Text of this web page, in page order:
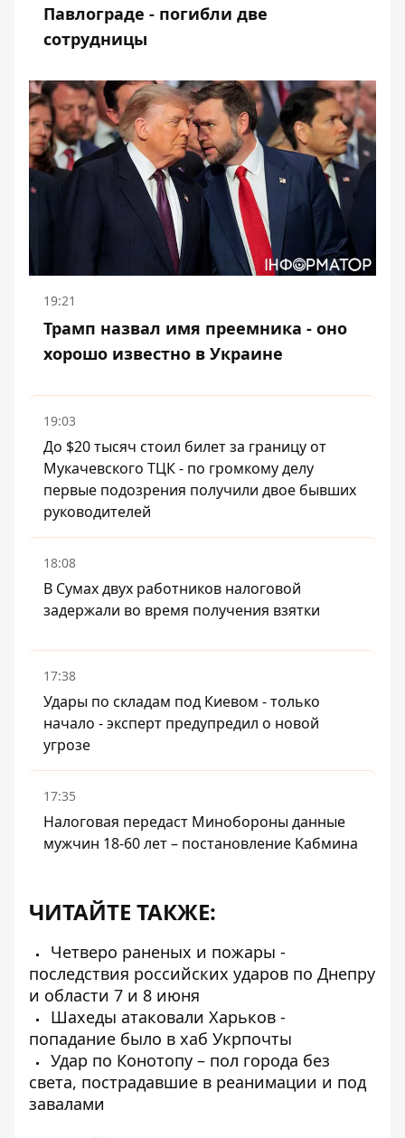
Павлограде - погибли две
сотрудницы
19:21
Трамп назвал имя преемника - оно
хорошо известно в Украине
19:03
До $20 тысяч стоил билет за границу от
Мукачевского ТЦК - по громкому делу
первые подозрения получили двое бывших
руководителей
18:08
В Сумах двух работников налоговой
задержали во время получения взятки
17:38
Удары по складам под Киевом - только
начало - эксперт предупредил о новой
угрозе
17:35
Налоговая передаст Минобороны данные
мужчин 18-60 лет – постановление Кабмина
ЧИТАЙТЕ ТАКЖЕ:
Четверо раненых и пожары -
последствия российских ударов по Днепру
и области 7 и 8 июня
Шахеды атаковали Харьков -
попадание было в хаб Укрпочты
Удар по Конотопу – пол города без
света, пострадавшие в реанимации и под
завалами